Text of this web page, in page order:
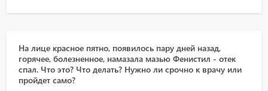
На лице красное пятно, появилось пару дней назад,
горячее, болезненное, намазала мазью Фенистил - отек
спал. Что это? Что делать? Нужно ли срочно к врачу или
пройдет само?